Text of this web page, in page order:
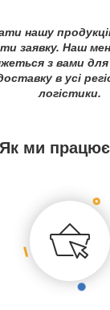
нашу
заявку. Наш
з вами
в усі
логістики.
Як ми